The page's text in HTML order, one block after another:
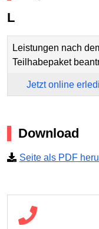
L
Leistungen nach
Teilhabepaket
Jetzt online
Download
Seite als PDF